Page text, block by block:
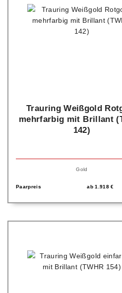
Trauring Weißgold
mehrfarbig mit Brillant
142)
Gold
Paarpreis ab1.918€